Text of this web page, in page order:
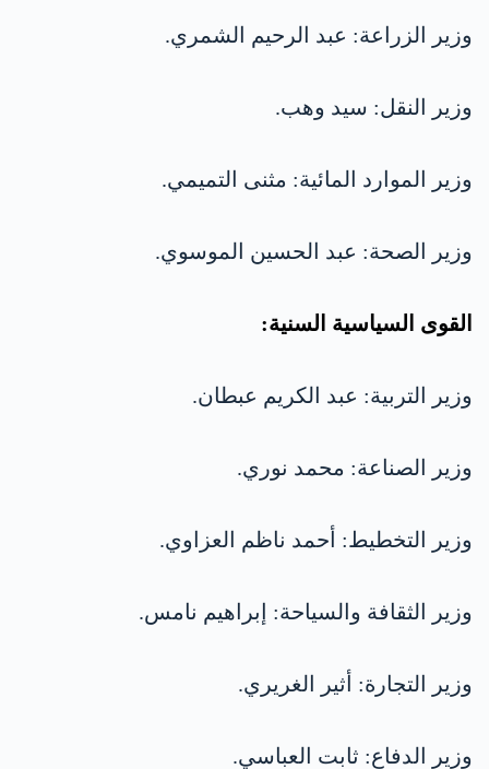
وزير الزراعة: عبد الرحيم الشمري.
وزير النقل: سيد وهب.
وزير الموارد المائية: مثنى التميمي.
وزير الصحة: عبد الحسين الموسوي.
القوى السياسية السنية:
وزير التربية: عبد الكريم عبطان.
وزير الصناعة: محمد نوري.
وزير التخطيط: أحمد ناظم العزاوي.
وزير الثقافة والسياحة: إبراهيم نامس.
وزير التجارة: أثير الغريري.
وزير الدفاع: ثابت العباسي.